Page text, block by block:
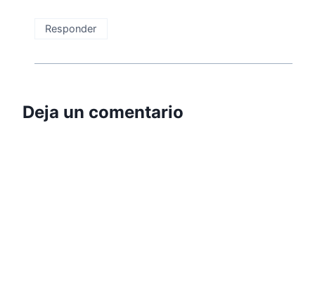
Responder
Deja un comentario